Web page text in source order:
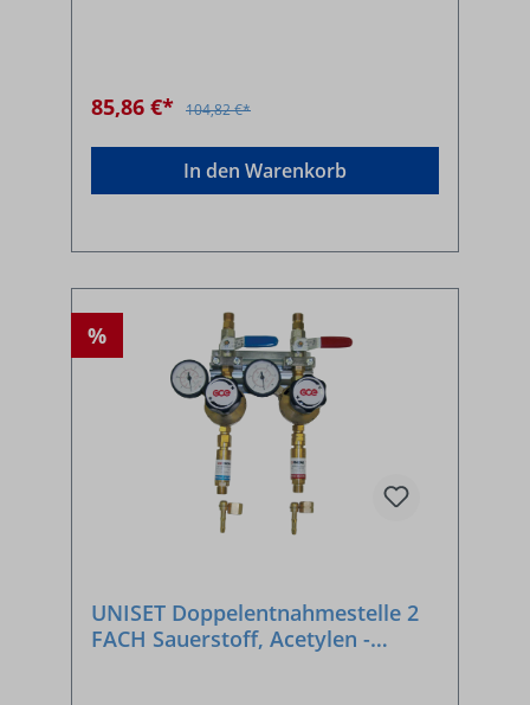
85,86 €* 104,82 €*
In den Warenkorb
%
UNISET Doppelentnahmestelle 2
FACH Sauerstoff, Acetylen -